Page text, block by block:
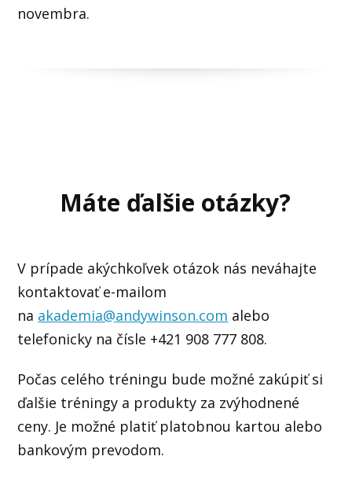
novembra.
Máte ďalšie otázky?
V prípade akýchkoľvek otázok nás neváhajte
kontaktovať e-mailom
na akademia@andywinson.com alebo
telefonicky na čísle +421 908 777 808.
Počas celého tréningu bude možné zakúpiť si
ďalšie tréningy a produkty za zvýhodnené
ceny. Je možné platiť platobnou kartou alebo
bankovým prevodom.